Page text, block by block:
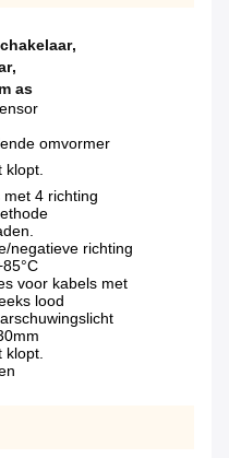
,
,
as
omvormer
klopt.
met 4 richting
negatieve richting
voor kabels met
lood
klopt.